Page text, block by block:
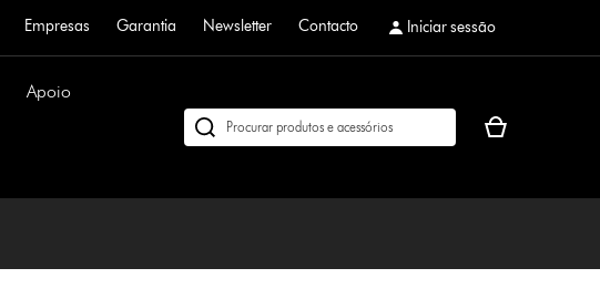
Empresas Garantia Newsletter Contacto Iniciar sessão
Apoio
Pesquisar
O
de